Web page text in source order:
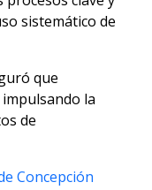
sistemático de
que
la
de
Concepción